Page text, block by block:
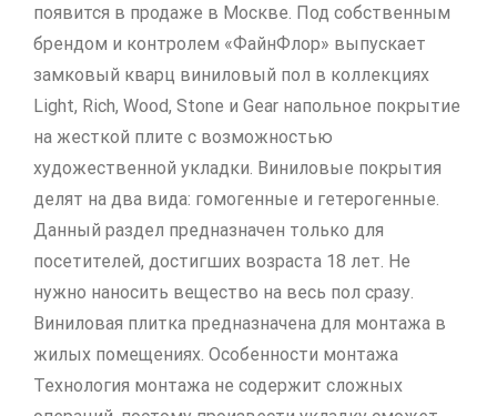
появится в продаже в Москве. Под собственным
брендом и контролем «ФайнФлор» выпускает
замковый кварц виниловый пол в коллекциях
Light, Rich, Wood, Stone и Gear напольное покрытие
на жесткой плите с возможностью
художественной укладки. Виниловые покрытия
делят на два вида: гомогенные и гетерогенные.
Данный раздел предназначен только для
посетителей, достигших возраста 18 лет. Не
нужно наносить вещество на весь пол сразу.
Виниловая плитка предназначена для монтажа в
жилых помещениях. Особенности монтажа
Технология монтажа не содержит сложных